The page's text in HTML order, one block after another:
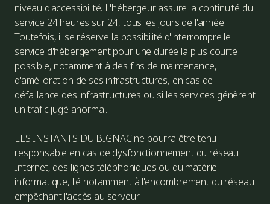
niveau d'accessibilité. L'hébergeur assure la continuité du
service 24 heures sur 24, tous les jours de l'année.
Toutefois, il se réserve la possibilité d'interrompre le
service d'hébergement pour une durée la plus courte
possible, notamment à des fins de maintenance,
d'amélioration de ses infrastructures, en cas de
défaillance des infrastructures ou si les services génèrent
un trafic jugé anormal.
LES INSTANTS DU BIGNAC ne pourra être tenu
responsable en cas de dysfonctionnement du réseau
Internet, des lignes téléphoniques ou du matériel
informatique, lié notamment à l'encombrement du réseau
empêchant l'accès au serveur.